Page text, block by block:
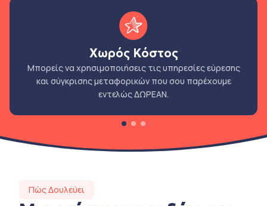
Χωρός Κόστος
Μπορείς να χρησιμοποιήσεις τις υπηρεσίες εύρεσης
και σύγκρισης μεταφορικών που σου παρέχουμε
εντελώς ΔΩΡΕΑΝ.
Πώς Δουλεύει